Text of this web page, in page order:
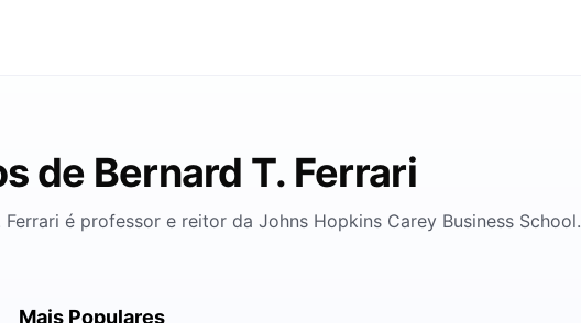
de Bernard T. Ferrari
Ferrari é professor e reitor da Johns Hopkins Carey Business School.
Mais Populares